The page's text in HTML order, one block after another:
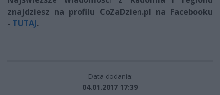
znajdziesz na profilu CoZaDzien.pl na Facebooku
- TUTAJ.
Data dodania:
04.01.2017 17:39